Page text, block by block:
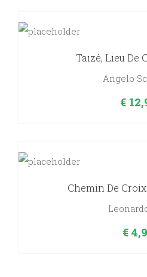
Taizé, Lieu De
Angelo
€
Chemin De
€